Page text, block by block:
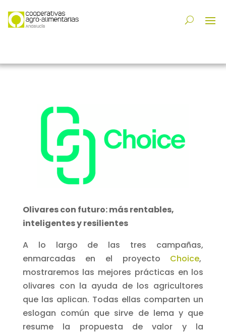
Olivares con futuro: más rentables,
inteligentes y resilientes
A lo largo de las tres campañas,
enmarcadas en el proyecto Choice,
mostraremos las mejores prácticas en los
olivares con la ayuda de los agricultores
que las aplican. Todas ellas comparten un
eslogan común que sirve de lema y que
resume la propuesta de valor y la